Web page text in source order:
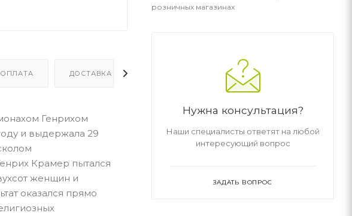
ОПЛАТА ДОСТАВКА
Генрихом
и выдержала 29
Крамер пытался
женщин и
оказался прямо
розничных магазинах
Нужна консультация?
Наши специалисты ответят на любой
интересующий вопрос
ЗАДАТЬ ВОПРОС